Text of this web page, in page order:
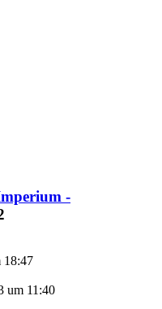
-
18:47
um 11:40